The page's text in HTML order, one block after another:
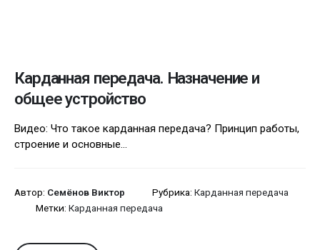
Карданная передача. Назначение и
общее устройство
Видео: Что такое карданная передача? Принцип работы,
строение и основные...
Автор: Семёнов Виктор Рубрика: Карданная передача
Метки: Карданная передача